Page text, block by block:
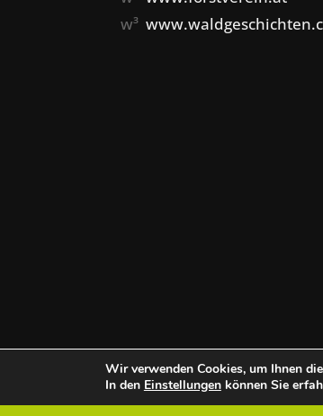
w³
Über uns Team
Wir verwenden Cookies, um Ihnen
In den Einstellungenkönnen Sie